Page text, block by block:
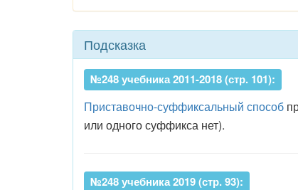
Подсказка
№248 учебника 2011-2018 (стр. 101):
Приставочно-суффиксальный способ
или одного суффикса нет).
№248 учебника 2019 (стр. 93):